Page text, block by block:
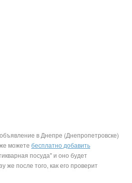
в Днепре (Днепропетровске)
можете бесплатно добавить
посуда" и оно будет
же после того, как его проверит